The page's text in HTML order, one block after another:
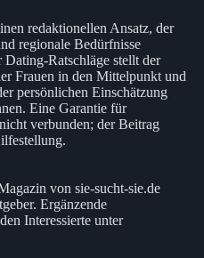
redaktionellen Ansatz, der
regionale Bedürfnisse
Ratschläge stellt der
Frauen in den Mittelpunkt und
persönlichen Einschätzung
Eine Garantie für
verbunden; der Beitrag
von sie-sucht-sie.de
Ergänzende
Interessierte unter